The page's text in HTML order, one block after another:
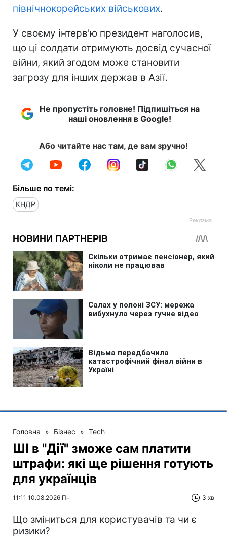
північнокорейських військових.
У своєму інтерв'ю президент наголосив,
що ці солдати отримують досвід сучасної
війни, який згодом може становити
загрозу для інших держав в Азії.
Не пропустіть головне! Підпишіться на
наші оновлення в Google!
Або читайте нас там, де вам зручно!
Більше по темі:
КНДР
Головна » Бізнес » Tech
ШІ в "Дії" зможе сам платити
штрафи: які ще рішення готують
для українців
11:11 10.08.2026 Пн 3 хв
Що зміниться для користувачів та чи є
ризики?